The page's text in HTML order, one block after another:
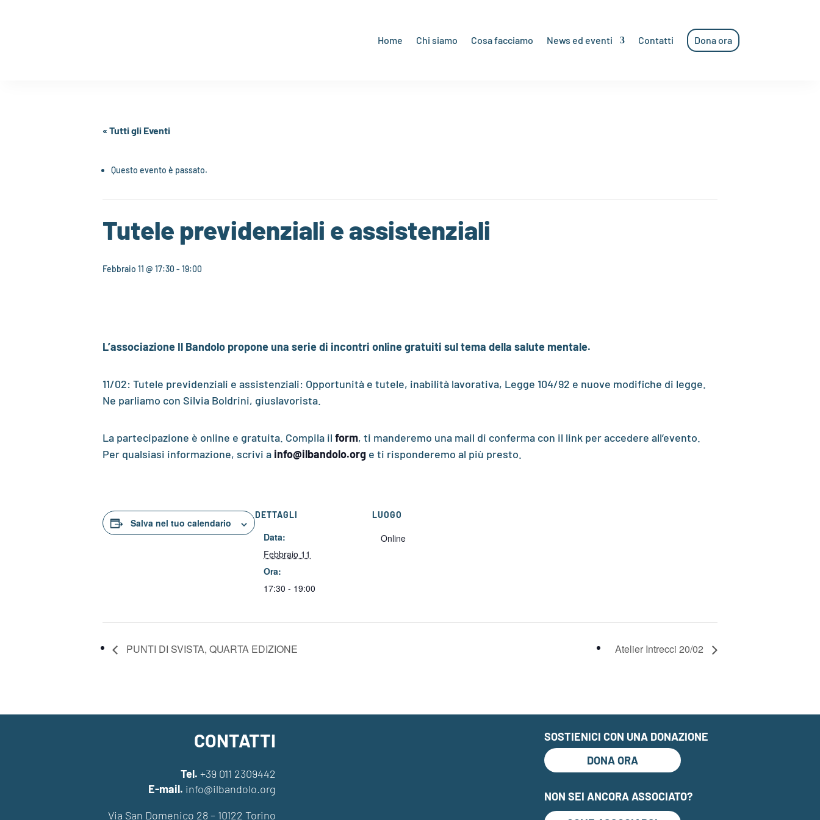
Home Chi siamo Cosa facciamo News ed eventi Contatti Dona ora
« Tutti gli Eventi
Questo evento è passato.
Tutele previdenziali e assistenziali
Febbraio 11 @ 17:30 - 19:00
L’associazione Il Bandolo propone una serie di incontri online gratuiti sul tema della salute mentale.
11/02: Tutele previdenziali e assistenziali: Opportunità e tutele, inabilità lavorativa, Legge 104/92 e nuove modifiche di legge.
Ne parliamo con Silvia Boldrini, giuslavorista.
La partecipazione è online e gratuita. Compila il form, ti manderemo una mail di conferma con il link per accedere all’evento.
Per qualsiasi informazione, scrivi a info@ilbandolo.org e ti risponderemo al più presto.
Salva nel tuo calendario
DETTAGLI
Data:
Febbraio 11
Ora:
17:30 - 19:00
LUOGO
Online
PUNTI DI SVISTA, QUARTA EDIZIONE Atelier Intrecci 20/02
CONTATTI
Tel. +39 011 2309442
E-mail. info@ilbandolo.org
Via San Domenico 28 – 10122 Torino
SOSTIENICI CON UNA DONAZIONE
DONA ORA
NON SEI ANCORA ASSOCIATO?